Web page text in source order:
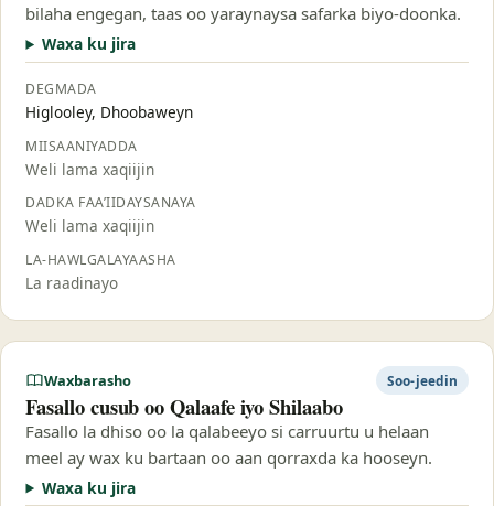
bilaha engegan, taas oo yaraynaysa safarka biyo-doonka.
Waxa ku jira
DEGMADA
Higlooley, Dhoobaweyn
MIISAANIYADDA
Weli lama xaqiijin
DADKA FAA’IIDAYSANAYA
Weli lama xaqiijin
LA-HAWLGALAYAASHA
La raadinayo
Waxbarasho Soo-jeedin
Fasallo cusub oo Qalaafe iyo Shilaabo
Fasallo la dhiso oo la qalabeeyo si carruurtu u helaan
meel ay wax ku bartaan oo aan qorraxda ka hooseyn.
Waxa ku jira